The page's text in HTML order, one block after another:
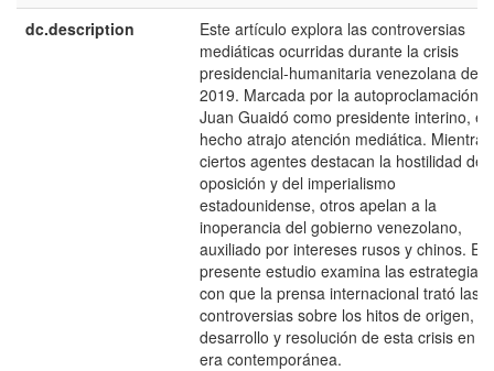
dc.description
Este artículo explora las controversias
mediáticas ocurridas durante la crisis
presidencial-humanitaria venezolana de
2019. Marcada por la autoproclamación
Juan Guaidó como presidente interino, el
hecho atrajo atención mediática. Mientras
ciertos agentes destacan la hostilidad de
oposición y del imperialismo
estadounidense, otros apelan a la
inoperancia del gobierno venezolano,
auxiliado por intereses rusos y chinos. El
presente estudio examina las estrategias
con que la prensa internacional trató las
controversias sobre los hitos de origen,
desarrollo y resolución de esta crisis en la
era contemporánea.